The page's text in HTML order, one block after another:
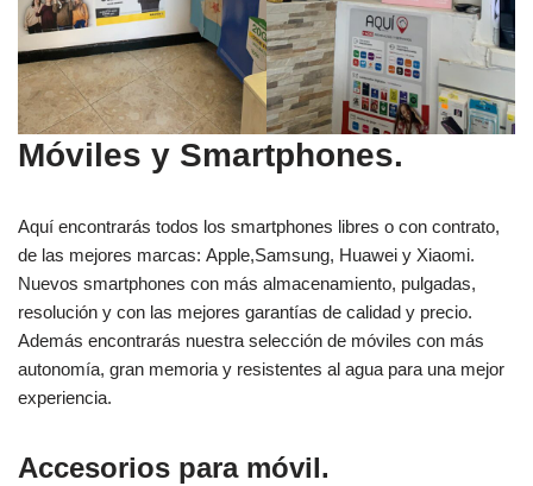
Móviles y Smartphones.
Aquí encontrarás todos los smartphones libres o con contrato,
de las mejores marcas: Apple,Samsung, Huawei y Xiaomi.
Nuevos smartphones con más almacenamiento, pulgadas,
resolución y con las mejores garantías de calidad y precio.
Además encontrarás nuestra selección de móviles con más
autonomía, gran memoria y resistentes al agua para una mejor
experiencia.
Accesorios para móvil.